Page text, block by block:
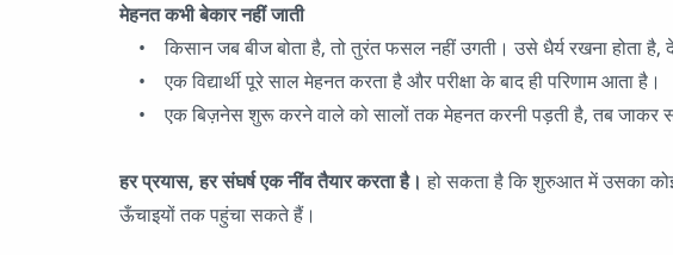
मेहनत कभी बेकार नहीं जाती
• किसान जब बीज बोता है, तो तुरंत फसल नहीं उगती। उसे धैर्य रखना होता है,
• एक विद्यार्थी पूरे साल मेहनत करता है और परीक्षा के बाद ही परिणाम आता है।
• एक बिज़नेस शुरू करने वाले को सालों तक मेहनत करनी पड़ती है, तब जाकर
हर प्रयास, हर संघर्ष एक नींव तैयार करता है। हो सकता है कि शुरुआत में उसका
ऊँचाइयों तक पहुंचा सकते हैं।